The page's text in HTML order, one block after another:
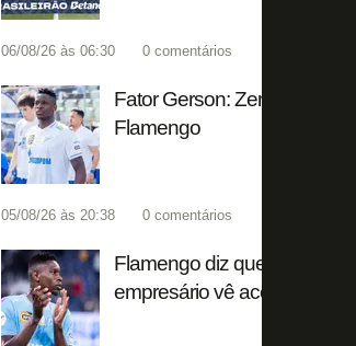
06/08/26 às 06:30 0 comentários
Fator Gerson: Zenit faz
Flamengo
05/08/26 às 20:38 0 comentários
Flamengo diz que não há
empresário vê acerto ‘ainda